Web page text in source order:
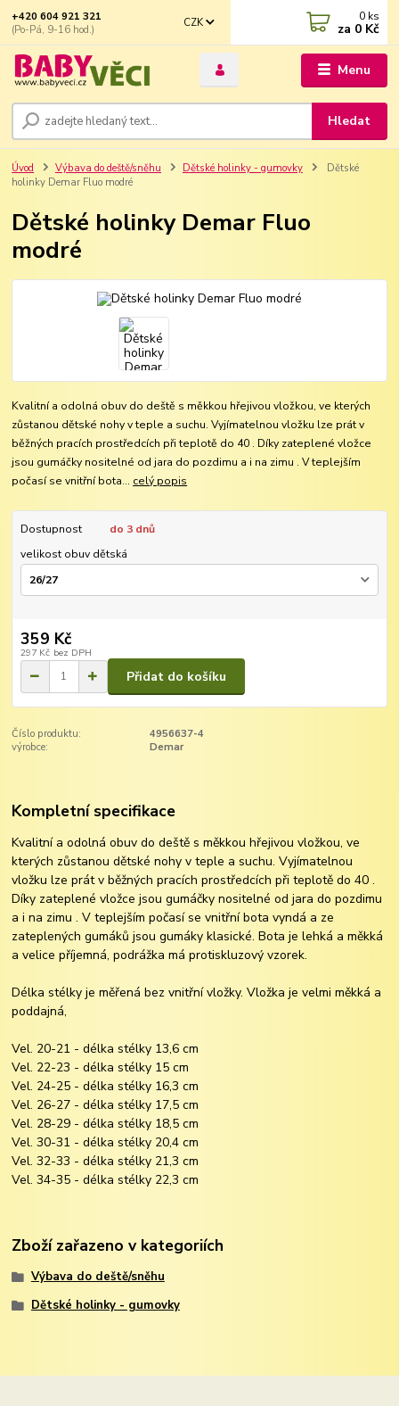
Menu
CZK
Hledat
+420 604 921 321
(Po-Pá, 9-16 hod.)
0 ks
za 0 Kč
Úvod Výbava do deště/sněhu Dětské holinky - gumovky
Dětské
holinky Demar Fluo modré
Dětské holinky Demar Fluo
modré
Kvalitní a odolná obuv do deště s měkkou hřejivou vložkou, ve kterých
zůstanou dětské nohy v teple a suchu. Vyjímatelnou vložku lze prát v
běžných pracích prostředcích při teplotě do 40 . Díky zateplené vložce
jsou gumáčky nositelné od jara do pozdimu a i na zimu . V teplejším
počasí se vnitřní bota... celý popis
Dostupnost
do 3 dnů
velikost obuv dětská
359 Kč
297 Kč bez DPH
Přidat do košíku
Číslo produktu:
4956637-4
výrobce:
Demar
Kompletní specifikace
Kvalitní a odolná obuv do deště s měkkou hřejivou vložkou, ve
kterých zůstanou dětské nohy v teple a suchu. Vyjímatelnou
vložku lze prát v běžných pracích prostředcích při teplotě do 40 .
Díky zateplené vložce jsou gumáčky nositelné od jara do pozdimu
a i na zimu . V teplejším počasí se vnitřní bota vyndá a ze
zateplených gumáků jsou gumáky klasické. Bota je lehká a měkká
a velice příjemná, podrážka má protiskluzový vzorek.
Délka stélky je měřená bez vnitřní vložky. Vložka je velmi měkká a
poddajná,
Vel. 20-21 - délka stélky 13,6 cm
Vel. 22-23 - délka stélky 15 cm
Vel. 24-25 - délka stélky 16,3 cm
Vel. 26-27 - délka stélky 17,5 cm
Vel. 28-29 - délka stélky 18,5 cm
Vel. 30-31 - délka stélky 20,4 cm
Vel. 32-33 - délka stélky 21,3 cm
Vel. 34-35 - délka stélky 22,3 cm
Zboží zařazeno v kategoriích
Výbava do deště/sněhu
Dětské holinky - gumovky